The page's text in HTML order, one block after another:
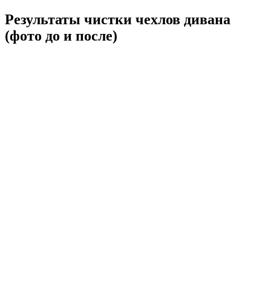
Результаты чистки чехлов дивана
(фото до и после)